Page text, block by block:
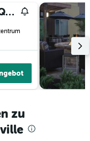
Cozy and Quiet Space Stay Near Titusville, FL
zu